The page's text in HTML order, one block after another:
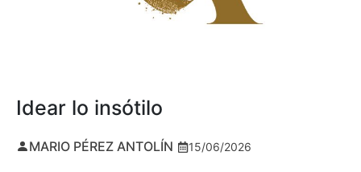
Idear lo insótilo
MARIO PÉREZ ANTOLÍN 15/06/2026